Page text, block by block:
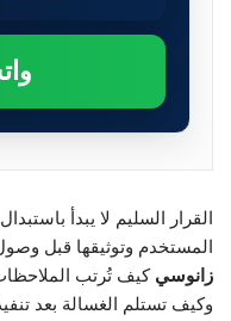
القرار السليم لا يبدأ
المستخدم وتوثيقها قبل
زانوسي كيف تُرتب
وكيف تستلم الغسالة بعد